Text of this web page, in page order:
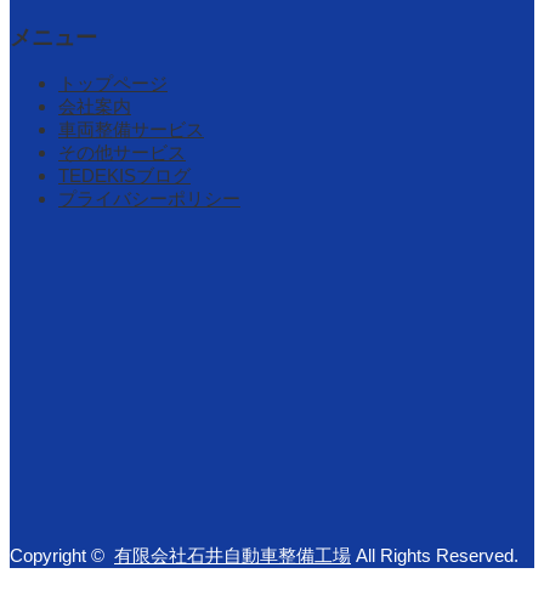
メニュー
トップページ
会社案内
車両整備サービス
その他サービス
TEDEKISブログ
プライバシーポリシー
Copyright © 有限会社石井自動車整備工場 All Rights Reserved.